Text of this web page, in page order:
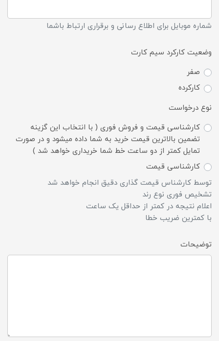
شماره موبایل برای اطلاع رسانی و برقراری ارتباط باشما
وضعیت کارکرد سیم کارت
صفر
کارکرده
نوع درخواست
کارشناسی قیمت و فروش فوری ( با انتخاب این گزینه
تضمین بالاترین قیمت خرید به شما داده میشود و در صورت
تمایل کمتر از دو ساعت خط شما خریداری خواهد شد )
کارشناسی قیمت
توسط کارشناس قیمت گذاری دقیق انجام خواهد شد
تشخیص فوری نوع رند
اعلام نتیجه در کمتر از حداقل یک ساعت
با کمترین ضریب خطا
توضیحات